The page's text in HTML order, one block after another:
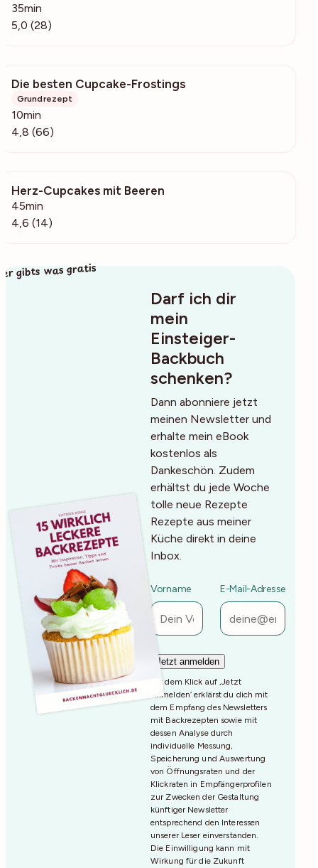
35min
5,0 (28)
Die besten Cupcake-Frostings
Grundrezept
10min
4,8 (66)
Herz-Cupcakes mit Beeren
45min
4,6 (14)
Darf ich dir
mein
Einsteiger-
Backbuch
schenken?
Dann abonniere jetzt
meinen Newsletter und
erhalte mein eBook
kostenlos als
Dankeschön. Zudem
erhältst du jede Woche
tolle neue Rezepte
Rezepte aus meiner
Küche direkt in deine
Inbox.
Vorname E-Mail-Adresse
Mit dem Klick auf ‚Jetzt
Anmelden‘ erklärst du dich mit
dem Empfang des Newsletters
mit Backrezepten sowie mit
dessen Analyse durch
individuelle Messung,
Speicherung und Auswertung
von Öffnungsraten und der
Klickraten in Empfängerprofilen
zur Zwecken der Gestaltung
künftiger Newsletter
entsprechend den Interessen
unserer Leser einverstanden.
Die Einwilligung kann mit
Wirkung für die Zukunft
gibts was gratis